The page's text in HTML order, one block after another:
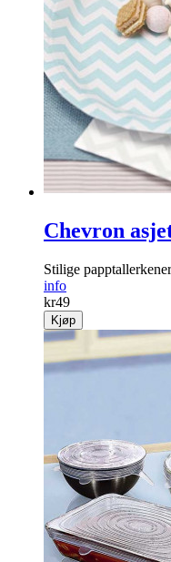
Chevron
Stilige
info
kr49
Kjøp